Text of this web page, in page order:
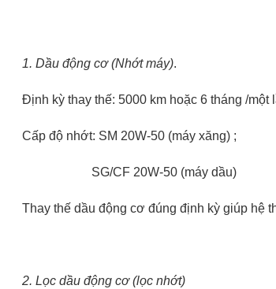
1. Dầu động cơ (Nhớt máy).
Định kỳ thay thế: 5000 km hoặc 6 tháng /một
Cấp độ nhớt: SM 20W-50 (máy xăng) ;
SG/CF 20W-50 (máy dầu)
Thay thế dầu động cơ đúng định kỳ giúp hệ
2. Lọc dầu động cơ (lọc nhớt)